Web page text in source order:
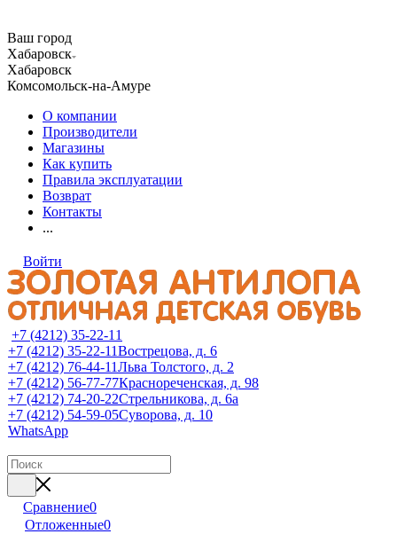
Ваш город
Хабаровск
Хабаровск
Комсомольск-на-Амуре
О компании
Производители
Магазины
Как купить
Правила эксплуатации
Возврат
Контакты
...
Войти
+7 (4212) 35-22-11
+7 (4212) 35-22-11Вострецова, д. 6
+7 (4212) 76-44-11Льва Толстого, д. 2
+7 (4212) 56-77-77Краснореченская, д. 98
+7 (4212) 74-20-22Стрельникова, д. 6а
+7 (4212) 54-59-05Суворова, д. 10
WhatsApp
Сравнение0
Отложенные0